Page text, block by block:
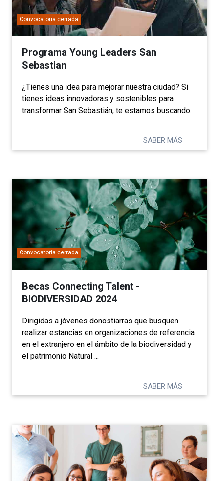
Programa Young Leaders San
Sebastian
Convocatoria cerrada
¿Tienes una idea para mejorar nuestra ciudad? Si
tienes ideas innovadoras y sostenibles para
transformar San Sebastián, te estamos buscando.
SABER MÁS
Becas Connecting Talent -
BIODIVERSIDAD 2024
Convocatoria cerrada
Dirigidas a jóvenes donostiarras que busquen
realizar estancias en organizaciones de referencia
en el extranjero en el ámbito de la biodiversidad y
el patrimonio Natural ...
SABER MÁS